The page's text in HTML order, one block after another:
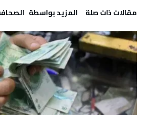
‫مقالات ذات صلة‬ ‫‫المزيد بواسطة‬ ‬ ‭ ‬الصحافة‭ ‬اليوم